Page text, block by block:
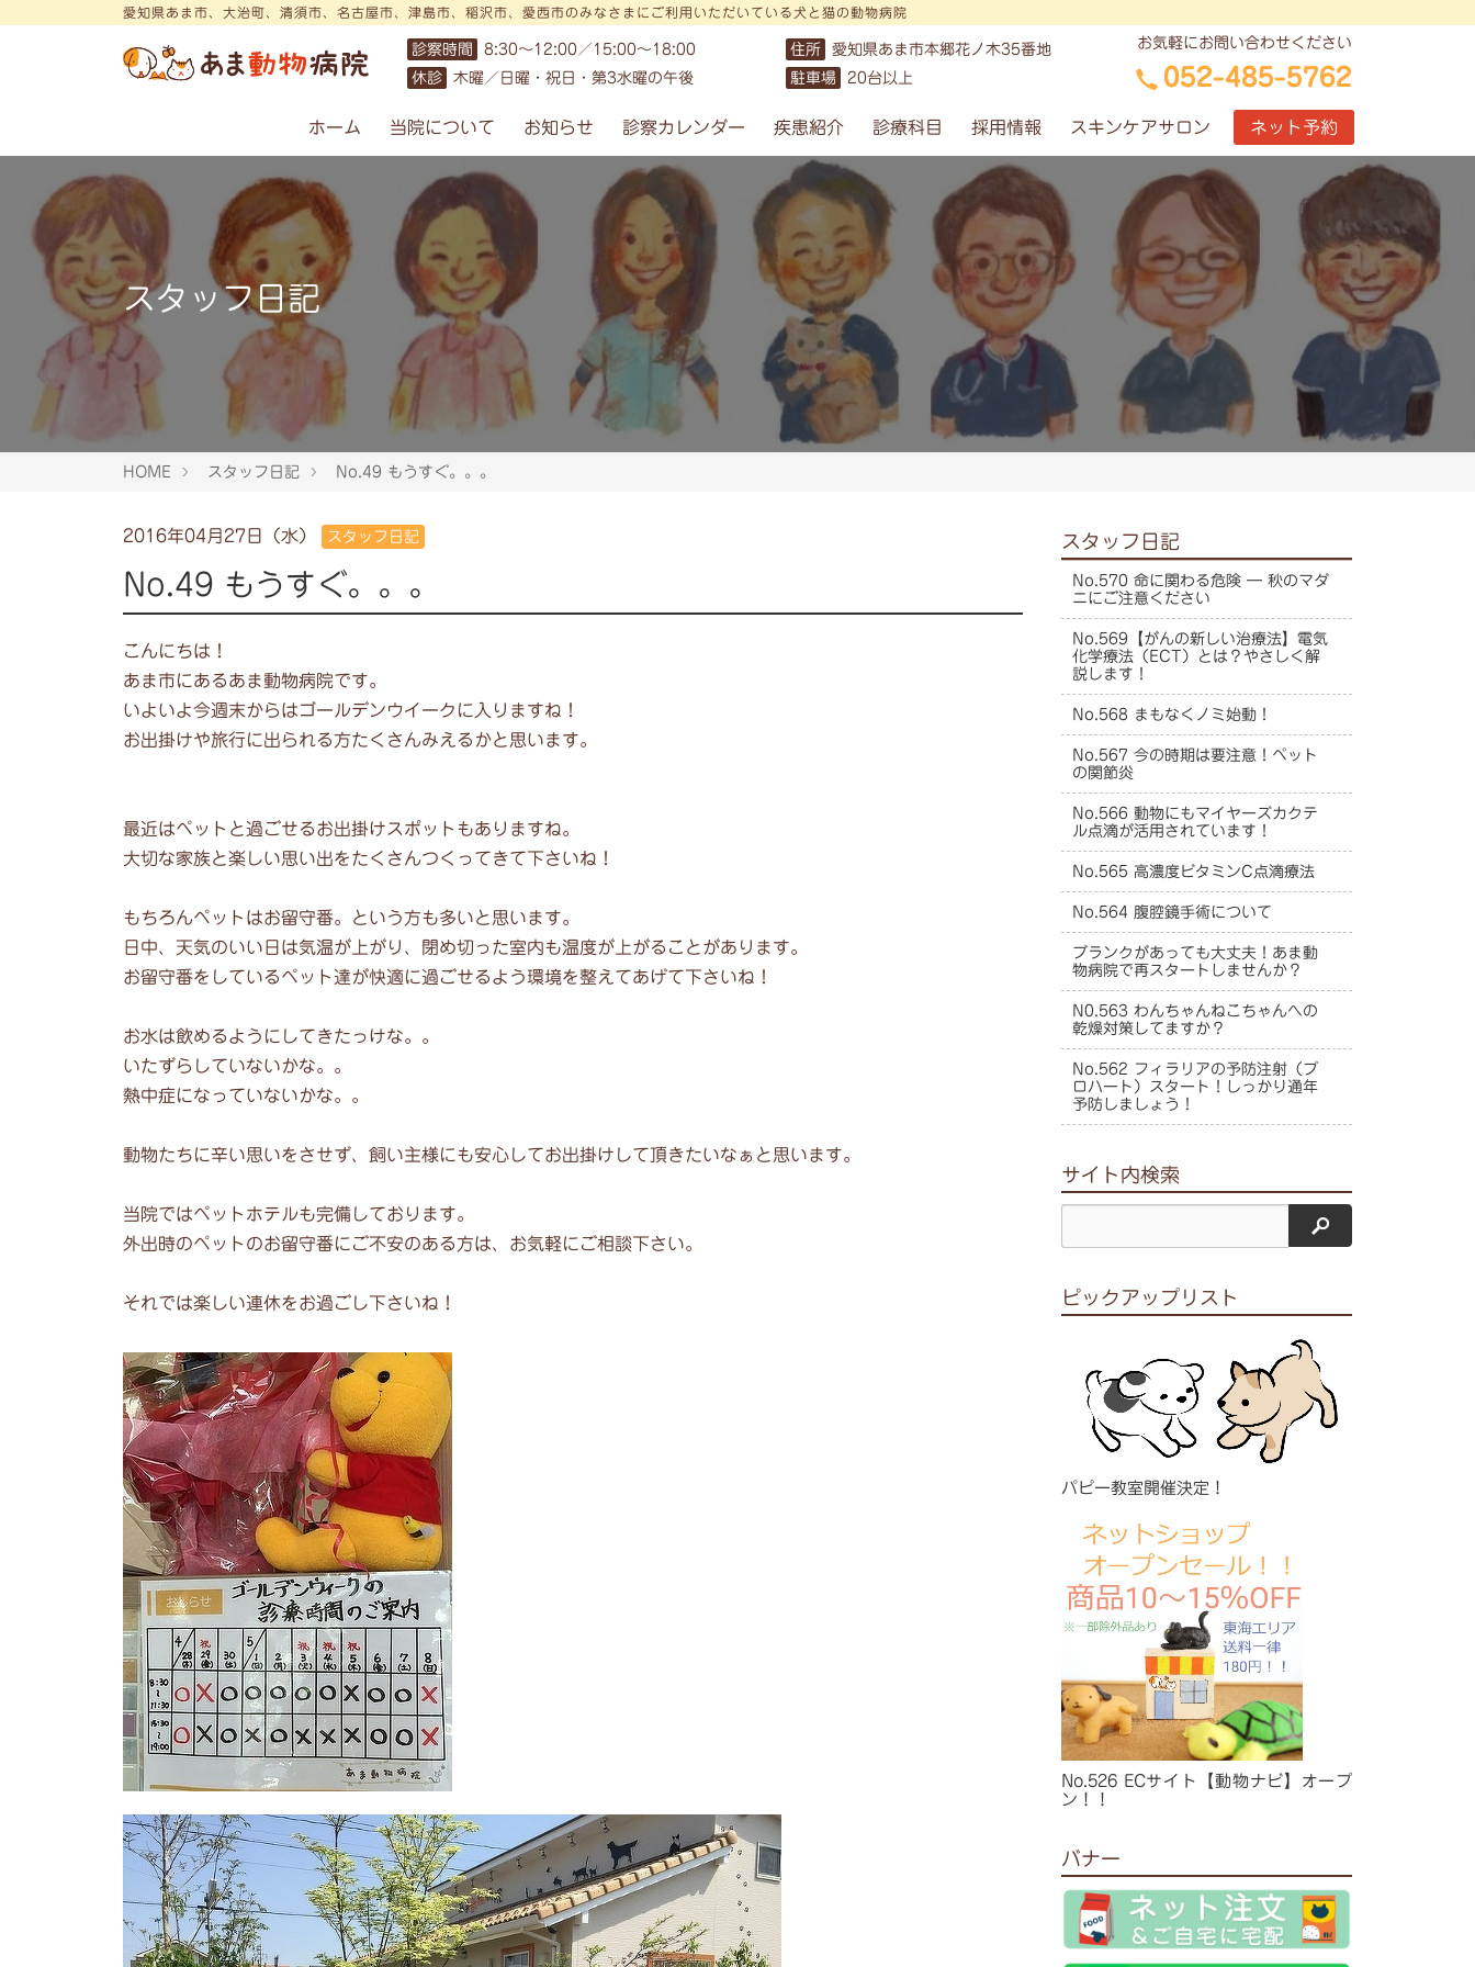
愛知県あま市、大治町、清須市、名古屋市、津島市、稲沢市、愛西市のみなさまにご利用いただいている犬と猫の動物病院
診察時間
8:30〜12:00／15:00〜18:00
休診
木曜／日曜・祝日・第3水曜の午後
住所
愛知県あま市本郷花ノ木35番地
駐車場
20台以上
お気軽にお問い合わせください
052-485-5762
ホーム 当院について お知らせ 診察カレンダー 疾患紹介 診療科目 採用情報 スキンケアサロン ネット予約
スタッフ日記
HOME スタッフ日記 No.49 もうすぐ。。。
2016年04月27日（水） スタッフ日記
No.49 もうすぐ。。。
こんにちは！
あま市にあるあま動物病院です。
いよいよ今週末からはゴールデンウイークに入りますね！
お出掛けや旅行に出られる方たくさんみえるかと思います。
最近はペットと過ごせるお出掛けスポットもありますね。
大切な家族と楽しい思い出をたくさんつくってきて下さいね！
もちろんペットはお留守番。という方も多いと思います。
日中、天気のいい日は気温が上がり、閉め切った室内も温度が上がることがあります。
お留守番をしているペット達が快適に過ごせるよう環境を整えてあげて下さいね！
お水は飲めるようにしてきたっけな。。
いたずらしていないかな。。
熱中症になっていないかな。。
動物たちに辛い思いをさせず、飼い主様にも安心してお出掛けして頂きたいなぁと思います。
当院ではペットホテルも完備しております。
外出時のペットのお留守番にご不安のある方は、お気軽にご相談下さい。
それでは楽しい連休をお過ごし下さいね！
スタッフ日記
No.570 命に関わる危険 ― 秋のマダ
ニにご注意ください
No.569【がんの新しい治療法】電気
化学療法（ECT）とは？やさしく解
説します！
No.568 まもなくノミ始動！
No.567 今の時期は要注意！ペット
の関節炎
No.566 動物にもマイヤーズカクテ
ル点滴が活用されています！
No.565 高濃度ビタミンC点滴療法
No.564 腹腔鏡手術について
ブランクがあっても大丈夫！あま動
物病院で再スタートしませんか？
N0.563 わんちゃんねこちゃんへの
乾燥対策してますか？
No.562 フィラリアの予防注射（プ
ロハート）スタート！しっかり通年
予防しましょう！
サイト内検索
サイト内検索
ピックアップリスト
パピー教室開催決定！
No.526 ECサイト【動物ナビ】オープ
ン！！
バナー